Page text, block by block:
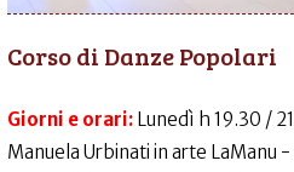
Corso di Danze Popolari
Giorni e orari: Lunedì h 19.30 /
Manuela Urbinati in arte LaManu